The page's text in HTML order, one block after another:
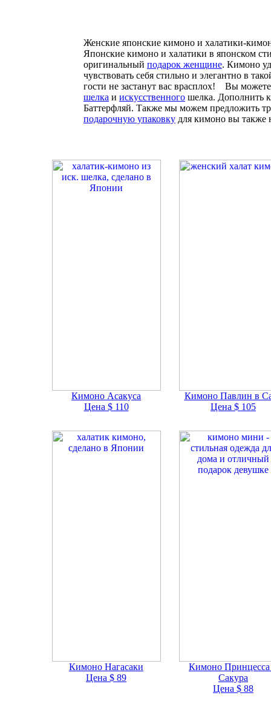
Женские японские кимоно и халатики-
Японские кимоно и халатики в японском
оригинальный подарок женщине. Кимоно
чувствовать себя стильно и элегантно в
гости не застанут вас врасплох!
Вы можете
шелка и искусственного шелка. Дополнить
Баттерфляй. Также мы можем предложить
подарочную упаковку для кимоно вы также
Кимоно Асакуса
Цена $ 110
Кимоно Павлин в
Цена $ 105
Кимоно Нагасаки
Цена $ 89
Кимоно
Сакура
Цена $ 88